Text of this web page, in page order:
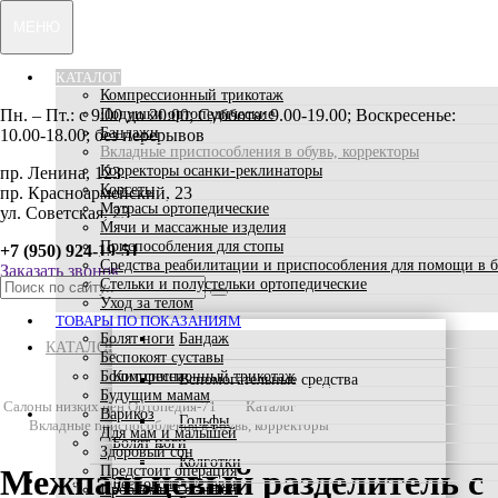
КАТАЛОГ
Компрессионный трикотаж
Подушки ортопедические
Бандажи
Вкладные приспособления в обувь, корректоры
Корректоры осанки-реклинаторы
Корсеты
Матрасы ортопедические
Мячи и массажные изделия
Приспособления для стопы
Средства реабилитации и приспособления для помощи в
Стельки и полустельки ортопедические
Уход за телом
ТОВАРЫ ПО ПОКАЗАНИЯМ
Болят ноги
Беспокоят суставы
Болит спина
Будущим мамам
Варикоз
Для мам и малышей
Здоровый сон
Предстоит операция
Проблемы с осанкой
Пн. – Пт.: с 9:00 до 20:00; Суббота: 9.00-19.00; Воскресенье:
10.00-18.00; без перерывов
пр. Ленина, 123
пр. Красноармейский, 23
ул. Советская, 23
+7 (950) 924-19-51
Заказать звонок
КАТАЛОГ
Компрессионный трикотаж
Бандаж
Вспомогательные средства
Гольфы
Колготки
ТОВАРЫ ПО ПОКАЗАНИЯМ
Болят ноги
Беспокоят суставы
АКЦИИ
Салоны низких цен Ортопедия-71
Каталог
Вкладные приспособления в обувь, корректоры
Межпальцевый разделитель с